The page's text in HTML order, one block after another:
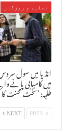
اظہارِ تشکر پر خوب
تعلیم و روزگار
انڈیا میں سول
میں کامیابی پانے
طلبہ: ’سخت محنت
NEXT